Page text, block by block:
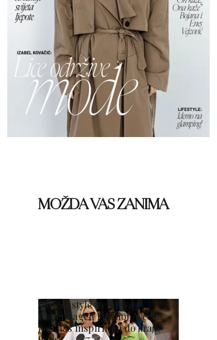
MOŽDA VAS ZANIMA
5 street style trendova s
Copenhagen Fashion Weeka
koji nas inspiriraju do kraja